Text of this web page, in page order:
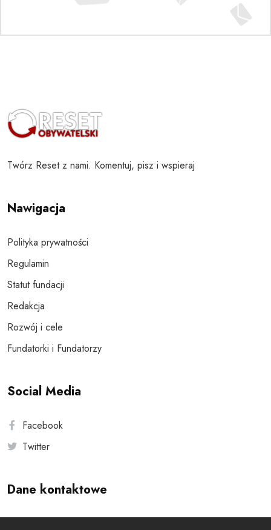
Twórz Reset z nami. Komentuj, pisz i wspieraj
Nawigacja
Polityka prywatności
Regulamin
Statut fundacji
Redakcja
Rozwój i cele
Fundatorki i Fundatorzy
Social Media
Facebook
Twitter
Dane kontaktowe